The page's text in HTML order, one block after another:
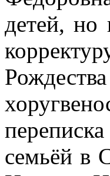
детей, но
семьёй в